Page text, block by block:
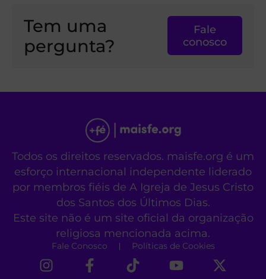
Tem uma
pergunta?
Fale
conosco
Todos os direitos reservados. maisfe.org é um
esforço internacional independente liderado
por membros fiéis de A Igreja de Jesus Cristo
dos Santos dos Últimos Dias.
Este site não é um site oficial da organização
religiosa mencionada acima.
Fale Conosco Políticas de Cookies